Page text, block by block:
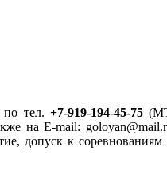
по тел.+7-919-194-45-75
на Е-mail:
допуск к